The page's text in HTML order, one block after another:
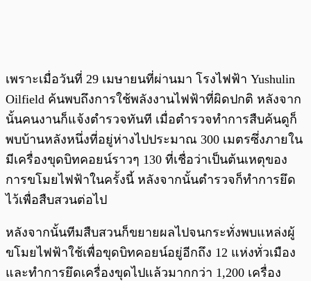
เพราะเมื่อวันที่ 29 เมษายนที่ผ่านมา โรงไฟฟ้า Yushulin
Oilfield ค้นพบถึงการใช้พลังงานไฟฟ้าที่ผิดปกติ หลังจาก
นั้นคนงานก็แจ้งตำรวจทันที เมื่อตำรวจทำการสืบค้นดูก็
พบบ้านหลังหนึ่งที่อยู่ห่างไปประมาณ 300 เมตรซึ่งภายใน
มีเครื่องขุดบิทคอยน์ราวๆ 130 ที่เชื่อว่าเป็นต้นเหตุของ
การขโมยไฟฟ้าในครั้งนี้ หลังจากนั้นตำรวจก็ทำการยึด
ไว้เพื่อสืบสวนต่อไป
หลังจากนั้นทีมสืบสวนก็ขยายผลไปจนกระทั่งพบแหล่งผู้
ขโมยไฟฟ้าใช้เพื่อขุดบิทคอยน์อยู่อีกถึง 12 แห่งทั่วเมือง
และทำการยึดเครื่องขุดไปแล้วมากกว่า 1,200 เครื่อง